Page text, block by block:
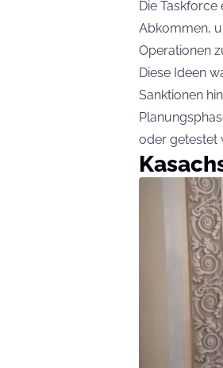
Die
Abkommen,
Operationen
Diese Ideen
Sanktionen
oder getestet